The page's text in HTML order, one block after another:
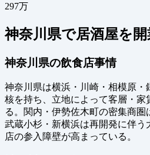
297万
神奈川県で居酒屋を
神奈川県の飲食店事情
神奈川県は横浜・川崎・相模原・
核を持ち、立地によって客層・家
る。関内・伊勢佐木町の密集商圏
武蔵小杉・新横浜は再開発に伴う
店の参入障壁が高まっている。